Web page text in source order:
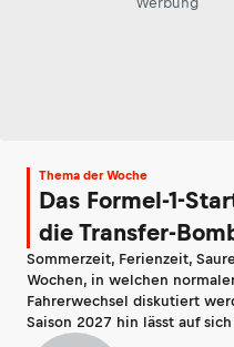
Thema der Woche
Das Formel-1-
die Transfer-
Sommerzeit, Ferienzeit,
Wochen, in welchen
Fahrerwechsel diskutiert
Saison 2027 hin lässt auf